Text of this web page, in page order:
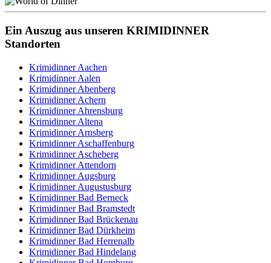
Ein Auszug aus unseren KRIMIDINNER
Standorten
Krimidinner Aachen
Krimidinner Aalen
Krimidinner Abenberg
Krimidinner Achern
Krimidinner Ahrensburg
Krimidinner Altena
Krimidinner Arnsberg
Krimidinner Aschaffenburg
Krimidinner Ascheberg
Krimidinner Attendorn
Krimidinner Augsburg
Krimidinner Augustusburg
Krimidinner Bad Berneck
Krimidinner Bad Bramstedt
Krimidinner Bad Brückenau
Krimidinner Bad Dürkheim
Krimidinner Bad Herrenalb
Krimidinner Bad Hindelang